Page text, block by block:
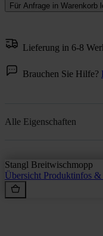
Für Anfrage in Warenkorb
Lieferung in 6-8
Brauchen Sie Hilfe?
Alle Eigenschaften
Stangl Breitwischmopp
Übersicht Produktinfos